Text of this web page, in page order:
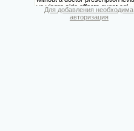
Для добавления необходима
авторизация